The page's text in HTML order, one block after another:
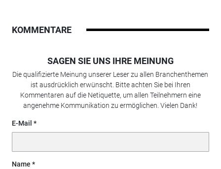
KOMMENTARE
SAGEN SIE UNS IHRE MEINUNG
Die qualifizierte Meinung unserer Leser zu allen Branchenthemen
ist ausdrücklich erwünscht. Bitte achten Sie bei Ihren
Kommentaren auf die Netiquette, um allen Teilnehmern eine
angenehme Kommunikation zu ermöglichen. Vielen Dank!
E-Mail
Name